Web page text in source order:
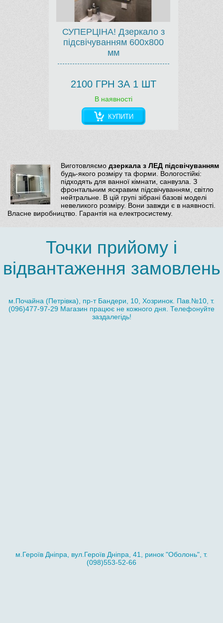
СУПЕРЦІНА! Дзеркало з
підсвічуванням 600х800
мм
2100 ГРН ЗА 1 ШТ
В наявності
КУПИТИ
Виготовляємо дзеркала з ЛЕД підсвічуванням
будь-якого розміру та форми. Вологостійкі:
підходять для ванної кімнати, санвузла. З
фронтальним яскравим підсвічуванням, світло
нейтральне. В цій групі зібрані базові моделі
невеликого розміру. Вони завжди є в наявності.
Власне виробництво. Гарантія на електросистему.
Точки прийому і
відвантаження замовлень
м.Почайна (Петрівка), пр-т Бандери, 10, Хозринок. Пав.№10, т.
(096)477-97-29 Магазин працює не кожного дня. Телефонуйте
заздалегідь!
м.Героїв Дніпра, вул.Героїв Дніпра, 41, ринок "Оболонь", т.
(098)553-52-66